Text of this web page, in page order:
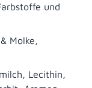
und
Molke,
Lecithin,